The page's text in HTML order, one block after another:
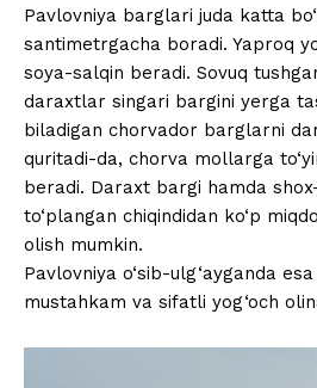
Pavlovniya barglari juda katta
santimetrgacha boradi. Yaproq
soya-salqin beradi. Sovuq
daraxtlar singari bargini yerga
biladigan chorvador barglarni
quritadi-da, chorva mollarga
beradi. Daraxt bargi hamda
to‘plangan chiqindidan ko‘p
olish mumkin.
Pavlovniya o‘sib-ulg‘ayganda
mustahkam va sifatli yog‘och